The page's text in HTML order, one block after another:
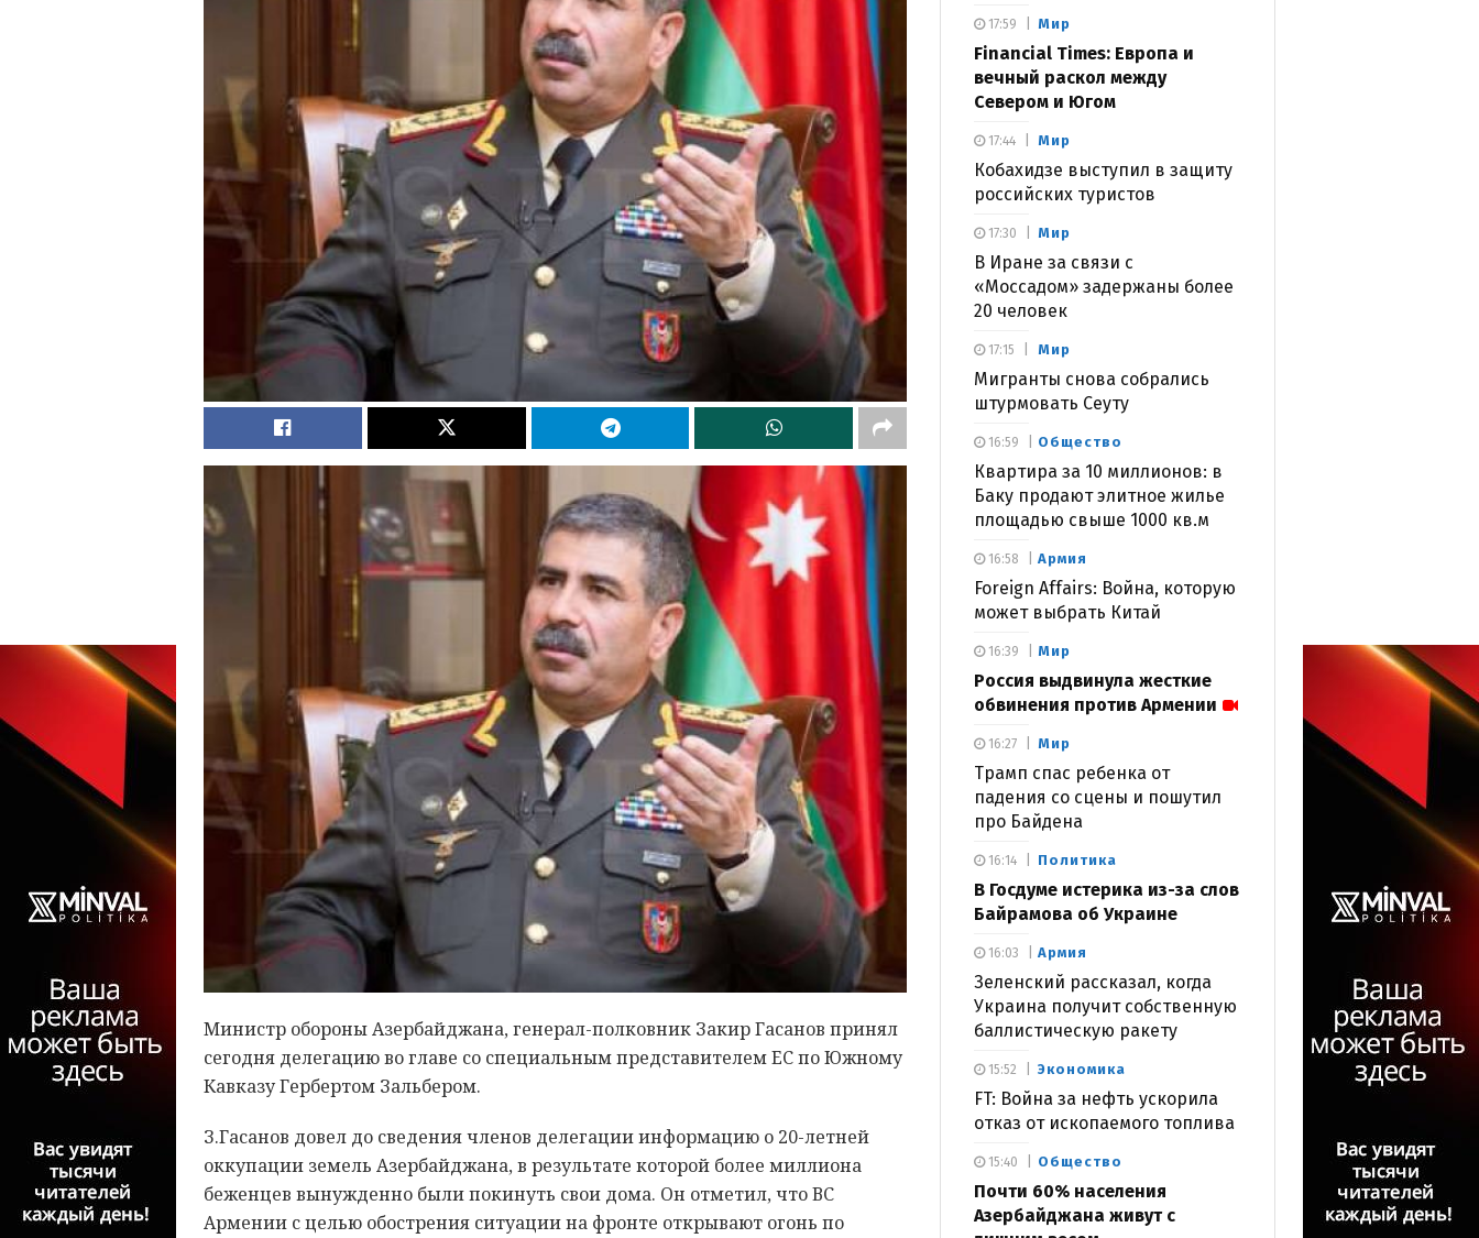
Министр обороны Азербайджана, генерал-полковник Закир Гасанов принял
сегодня делегацию во главе со специальным представителем ЕС по Южному
Кавказу Гербертом Зальбером.
З.Гасанов довел до сведения членов делегации информацию о 20-летней
оккупации земель Азербайджана, в результате которой более миллиона
беженцев вынужденно были покинуть свои дома. Он отметил, что ВС
Армении с целью обострения ситуации на фронте открывают огонь по
Мир
Financial Times: Европа и
вечный раскол между
Севером и Югом
17:59
Мир
Кобахидзе выступил в защиту
российских туристов
17:44
Мир
В Иране за связи с
«Моссадом» задержаны более
20 человек
17:30
Мир
Мигранты снова собрались
штурмовать Сеуту
17:15
Общество
Квартира за 10 миллионов: в
Баку продают элитное жилье
площадью свыше 1000 кв.м
16:59
Армия
Foreign Affairs: Война, которую
может выбрать Китай
16:58
Мир
Россия выдвинула жесткие
обвинения против Армении
16:39
Мир
Трамп спас ребенка от
падения со сцены и пошутил
про Байдена
16:27
Политика
В Госдуме истерика из-за слов
Байрамова об Украине
16:14
Армия
Зеленский рассказал, когда
Украина получит собственную
баллистическую ракету
16:03
Экономика
FT: Война за нефть ускорила
отказ от ископаемого топлива
15:52
Общество
Почти 60% населения
Азербайджана живут с
15:40